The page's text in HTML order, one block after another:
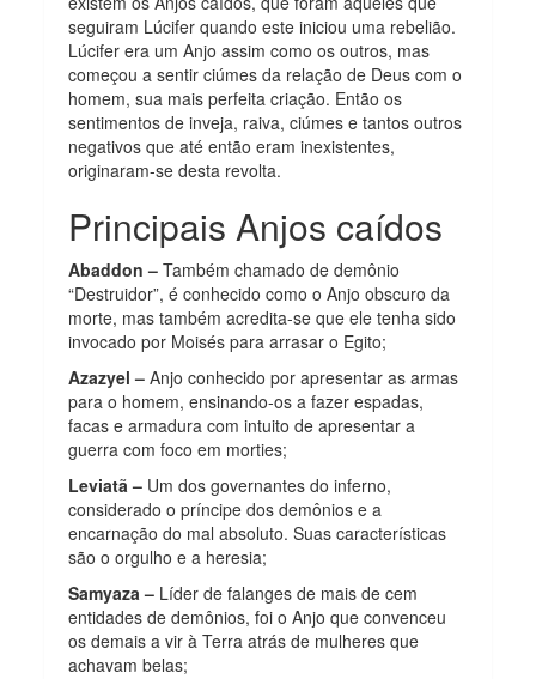
seguiram Lúcifer quando este iniciou uma rebelião.
Lúcifer era um Anjo assim como os outros, mas
começou a sentir ciúmes da relação de Deus com o
homem, sua mais perfeita criação. Então os
sentimentos de inveja, raiva, ciúmes e tantos outros
negativos que até então eram inexistentes,
originaram-se desta revolta.
Principais Anjos caídos
Abaddon – Também chamado de demônio
“Destruidor”, é conhecido como o Anjo obscuro da
morte, mas também acredita-se que ele tenha sido
invocado por Moisés para arrasar o Egito;
Azazyel – Anjo conhecido por apresentar as armas
para o homem, ensinando-os a fazer espadas,
facas e armadura com intuito de apresentar a
guerra com foco em morties;
Leviatã – Um dos governantes do inferno,
considerado o príncipe dos demônios e a
encarnação do mal absoluto. Suas características
são o orgulho e a heresia;
Samyaza – Líder de falanges de mais de cem
entidades de demônios, foi o Anjo que convenceu
os demais a vir à Terra atrás de mulheres que
achavam belas;